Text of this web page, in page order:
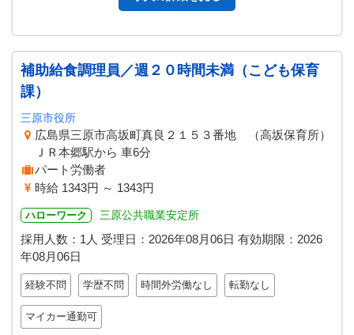
補助給食調理員／週２０時間未満（こども保育
課）
三原市役所
広島県三原市高坂町真良２１５３番地 （高坂保育所）
ＪＲ本郷駅から 車6分
パート労働者
時給 1343円 ～ 1343円
ハローワーク 三原公共職業安定所
採用人数：1人 受理日： 2026年08月06日 有効期限： 2026
年08月06日
経験不問 学歴不問 時間外労働なし 転勤なし
マイカー通勤可